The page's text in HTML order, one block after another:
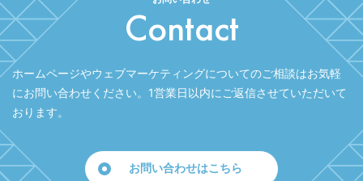
Contact
ホームページやウェブマーケティングについてのご相談はお気軽
にお問い合わせください。 1営業日以内にご返信させていただいて
おります。
お問い合わせはこちら